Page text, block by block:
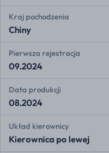
Kraj pochodzenia
Chiny
Pierwsza rejestracja
09.2024
Data produkcji
08.2024
Układ kierownicy
Kierownica po lewej